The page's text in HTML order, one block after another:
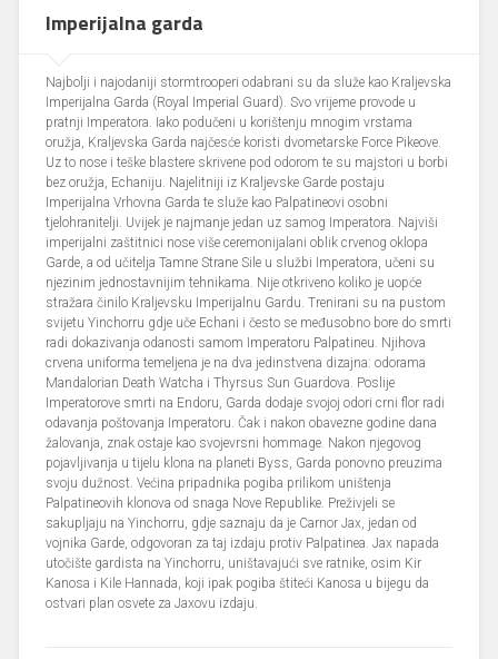
Imperijalna garda
Najbolji i najodaniji stormtrooperi odabrani su da služe kao Kraljevska
Imperijalna Garda (Royal Imperial Guard). Svo vrijeme provode u
pratnji Imperatora. Iako podučeni u korištenju mnogim vrstama
oružja, Kraljevska Garda najčesće koristi dvometarske Force Pikeove.
Uz to nose i teške blastere skrivene pod odorom te su majstori u borbi
bez oružja, Echaniju. Najelitniji iz Kraljevske Garde postaju
Imperijalna Vrhovna Garda te služe kao Palpatineovi osobni
tjelohranitelji. Uvijek je najmanje jedan uz samog Imperatora. Najviši
imperijalni zaštitnici nose više ceremonijalani oblik crvenog oklopa
Garde, a od učitelja Tamne Strane Sile u službi Imperatora, učeni su
njezinim jednostavnijim tehnikama. Nije otkriveno koliko je uopće
stražara činilo Kraljevsku Imperijalnu Gardu. Trenirani su na pustom
svijetu Yinchorru gdje uče Echani i često se međusobno bore do smrti
radi dokazivanja odanosti samom Imperatoru Palpatineu. Njihova
crvena uniforma temeljena je na dva jedinstvena dizajna: odorama
Mandalorian Death Watcha i Thyrsus Sun Guardova. Poslije
Imperatorove smrti na Endoru, Garda dodaje svojoj odori crni flor radi
odavanja poštovanja Imperatoru. Čak i nakon obavezne godine dana
žalovanja, znak ostaje kao svojevrsni hommage. Nakon njegovog
pojavljivanja u tijelu klona na planeti Byss, Garda ponovno preuzima
svoju dužnost. Većina pripadnika pogiba prilikom uništenja
Palpatineovih klonova od snaga Nove Republike. Preživjeli se
sakupljaju na Yinchorru, gdje saznaju da je Carnor Jax, jedan od
vojnika Garde, odgovoran za taj izdaju protiv Palpatinea. Jax napada
utočište gardista na Yinchorru, uništavajući sve ratnike, osim Kir
Kanosa i Kile Hannada, koji ipak pogiba štiteći Kanosa u bijegu da
ostvari plan osvete za Jaxovu izdaju.